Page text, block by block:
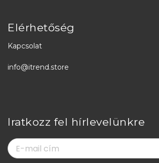
Elérhetőség
Kapcsolat
info@itrend.store
Iratkozz fel hírlevelünkre